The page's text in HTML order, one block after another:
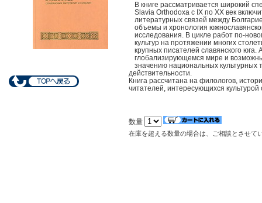
В книге рассматривается широкий
Slavia Orthodoxa с IX по XX век
литературных связей между
объемы и хронология
исследования. В цикле работ по-
культур на протяжении многих
крупных писателей славянского юга.
глобализирующемся мире и
значению национальных
действительности.
Книга рассчитана на филологов,
читателей, интересующихся культурой
数量
在庫を超える数量の場合は、ご相談とさせて